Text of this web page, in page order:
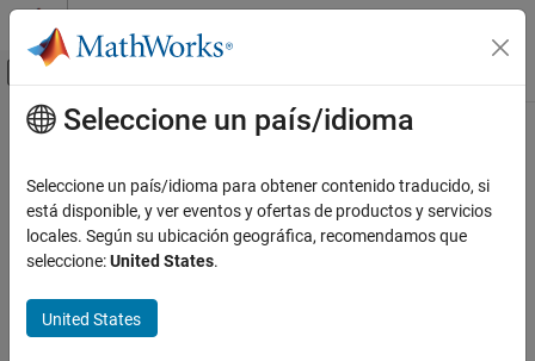
Saltar al contenido
Mostrar/ocultar menú de navegación
Inicio de Documentación
Contenido principal
¿Qué tan útil fue esta traducción?
Seleccione un país/idioma
Seleccione un país/idioma para obtener contenido traducido, si
está disponible, y ver eventos y ofertas de productos y servicios
locales. Según su ubicación geográfica, recomendamos que
seleccione:United States.
United States